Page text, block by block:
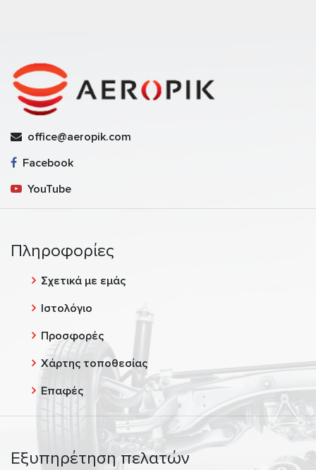
office@aeropik.com
Facebook
YouTube
Πληροφορίες
Σχετικά με εμάς
Ιστολόγιο
Προσφορές
Χάρτης τοποθεσίας
Επαφές
Εξυπηρέτηση πελατών